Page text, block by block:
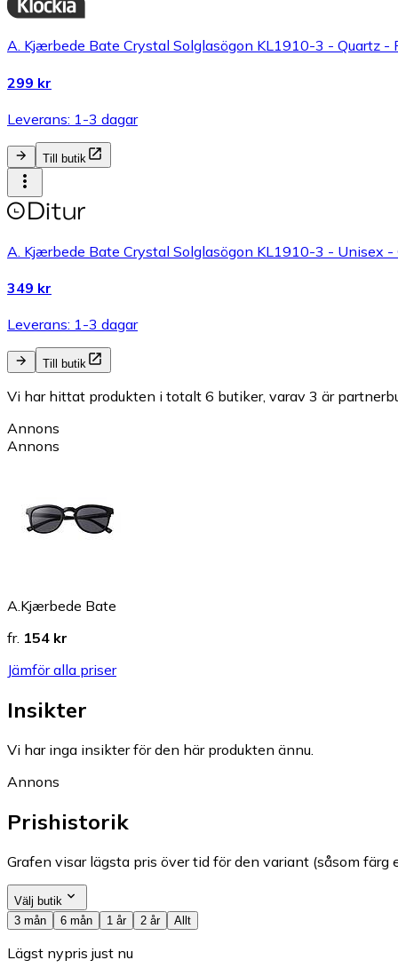
A. Kjærbede Bate Crystal Solglasögon KL1910-3 - Quartz -
299 kr
Leverans: 1-3 dagar
Till butik
A. Kjærbede Bate Crystal Solglasögon KL1910-3 - Unisex -
349 kr
Leverans: 1-3 dagar
Till butik
Vi har hittat produkten i totalt 6 butiker, varav 3 är
Annons
Annons
A.Kjærbede Bate
fr. 154 kr
Jämför alla priser
Insikter
Vi har inga insikter för den här produkten ännu.
Annons
Prishistorik
Grafen visar lägsta pris över tid för den variant (såsom
Välj butik
3 mån
6 mån 1 år 2 år Allt
Lägst nypris just nu